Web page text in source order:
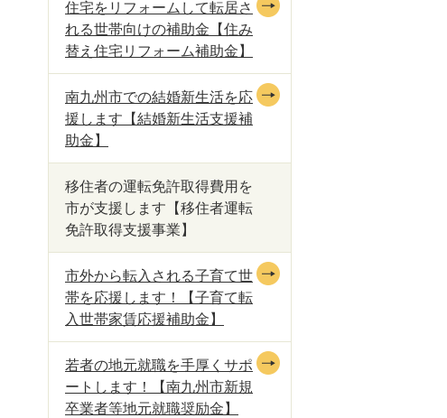
住宅をリフォームして転居さ
れる世帯向けの補助金【住み
替え住宅リフォーム補助金】
南九州市での結婚新生活を応
援します【結婚新生活支援補
助金】
移住者の運転免許取得費用を
市が支援します【移住者運転
免許取得支援事業】
市外から転入される子育て世
帯を応援します！【子育て転
入世帯家賃応援補助金】
若者の地元就職を手厚くサポ
ートします！【南九州市新規
卒業者等地元就職奨励金】